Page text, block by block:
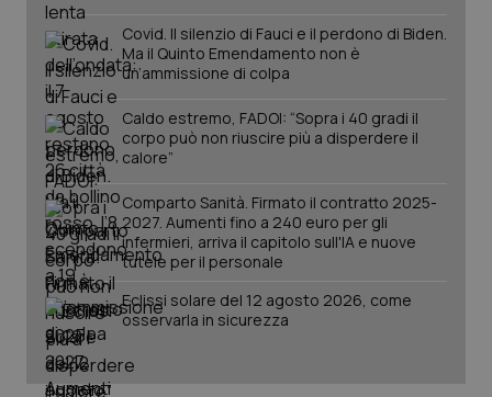
Covid. Il silenzio di Fauci e il perdono di Biden.
Ma il Quinto Emendamento non è
un’ammissione di colpa
Caldo estremo, FADOI: “Sopra i 40 gradi il
corpo può non riuscire più a disperdere il
calore”
Comparto Sanità. Firmato il contratto 2025-
2027. Aumenti fino a 240 euro per gli
infermieri, arriva il capitolo sull'IA e nuove
tutele per il personale
Eclissi solare del 12 agosto 2026, come
osservarla in sicurezza
tracking-sites-ironfish-
tracking-enable
tracking-sites-ironfish-
session-id
_ga